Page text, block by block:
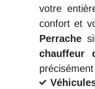
votre
confort et
Perrache
chauffeur